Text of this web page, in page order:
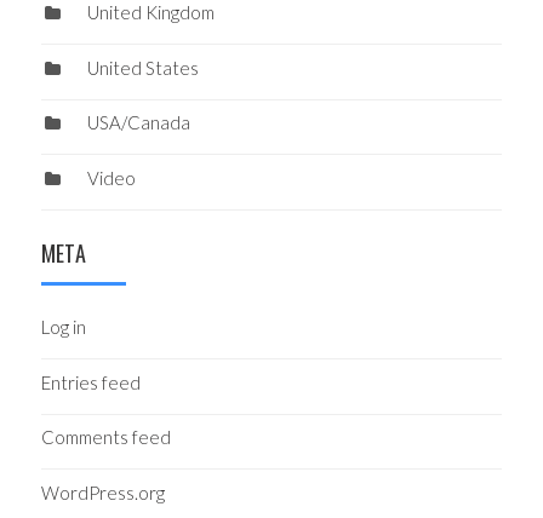
United Kingdom
United States
USA/Canada
Video
META
Log in
Entries feed
Comments feed
WordPress.org